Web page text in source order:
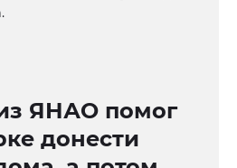
ЯНАО помог
донести